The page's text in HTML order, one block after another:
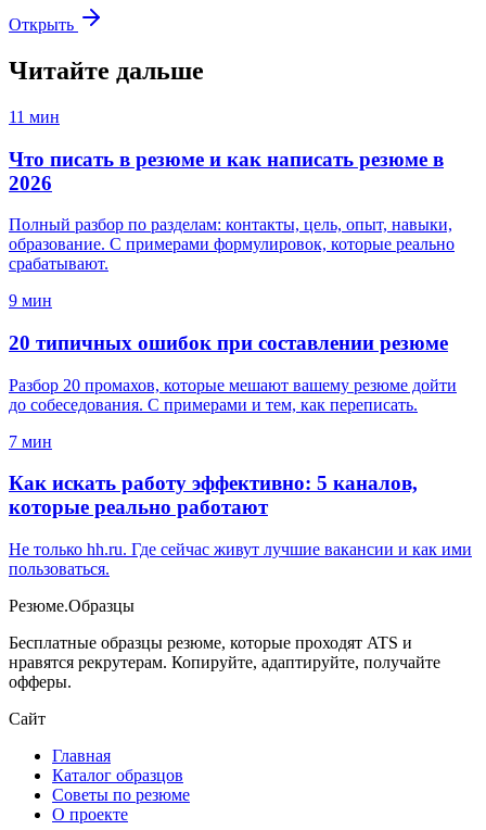
Открыть
Читайте дальше
11 мин
Что писать в резюме и как написать резюме в
2026
Полный разбор по разделам: контакты, цель, опыт, навыки,
образование. С примерами формулировок, которые реально
срабатывают.
9 мин
20 типичных ошибок при составлении резюме
Разбор 20 промахов, которые мешают вашему резюме дойти
до собеседования. С примерами и тем, как переписать.
7 мин
Как искать работу эффективно: 5 каналов,
которые реально работают
Не только hh.ru. Где сейчас живут лучшие вакансии и как ими
пользоваться.
Резюме.Образцы
Бесплатные образцы резюме, которые проходят ATS и
нравятся рекрутерам. Копируйте, адаптируйте, получайте
офферы.
Сайт
Главная
Каталог образцов
Советы по резюме
О проекте